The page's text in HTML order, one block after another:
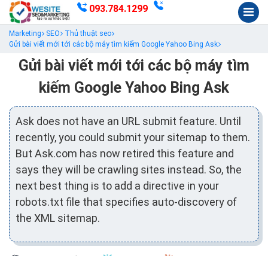
093.784.1299
Marketing SEO
Thủ thuật seo
Gửi bài viết mới tới các bộ máy tìm kiếm Google Yahoo Bing Ask
Gửi bài viết mới tới các bộ máy tìm
kiếm Google Yahoo Bing Ask
Ask does not have an URL submit feature. Until
recently, you could submit your sitemap to them.
But Ask.com has now retired this feature and
says they will be crawling sites instead. So, the
next best thing is to add a directive in your
robots.txt file that specifies auto-discovery of
the XML sitemap.